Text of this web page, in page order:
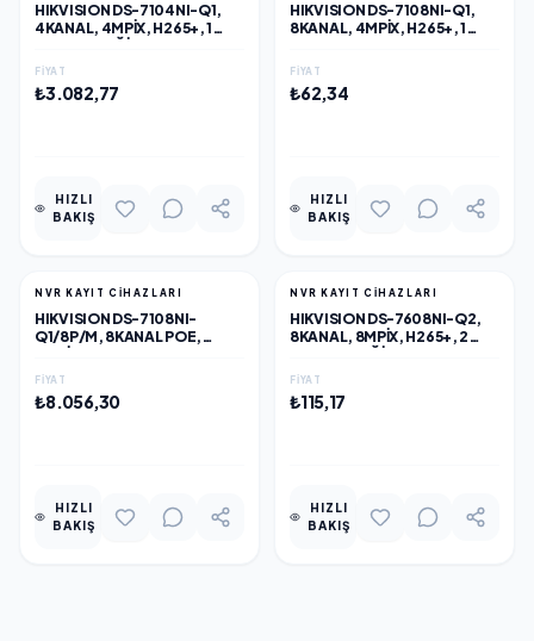
HIKVISION DS-7104NI-Q1,
4KANAL, 4MPIX, H265+, 1
60MBPS BANT GENIŞLIĞI,
FIYAT
₺3.082,77
HIZLI
BAKIŞ
HIKVISION DS-7108NI-Q1,
8KANAL, 4MPIX, H265+, 1
60MBPS BANT GENIŞLIĞI,
FIYAT
₺62,34
HIZLI
BAKIŞ
NVR KAYIT CİHAZLARI
HIKVISION DS-7108NI-
Q1/8P/M, 8KANAL POE,
DESTEĞI, 1520P KAYIT,
METAL KASA, NVR
FIYAT
₺8.056,30
HIZLI
BAKIŞ
NVR KAYIT CİHAZLARI
HIKVISION DS-7608NI-Q2,
8KANAL, 8MPIX, H265+, 2
160MBPS BANT GENIŞLIĞI,
FIYAT
₺115,17
HIZLI
BAKIŞ